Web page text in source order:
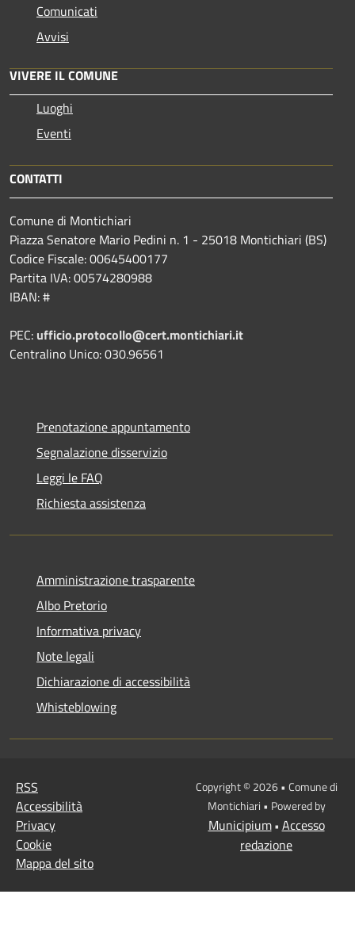
Comunicati
Avvisi
VIVERE IL COMUNE
Luoghi
Eventi
CONTATTI
Comune di Montichiari
Piazza Senatore Mario Pedini n. 1 - 25018 Montichiari (BS)
Codice Fiscale: 00645400177
Partita IVA: 00574280988
IBAN: #
PEC: ufficio.protocollo@cert.montichiari.it
Centralino Unico: 030.96561
Prenotazione appuntamento
Segnalazione disservizio
Leggi le FAQ
Richiesta assistenza
Amministrazione trasparente
Albo Pretorio
Informativa privacy
Note legali
Dichiarazione di accessibilità
Whisteblowing
RSS
Accessibilità
Privacy
Cookie
Mappa del sito
Copyright © 2026 • Comune di
Montichiari • Powered by
Municipium• Accesso
redazione